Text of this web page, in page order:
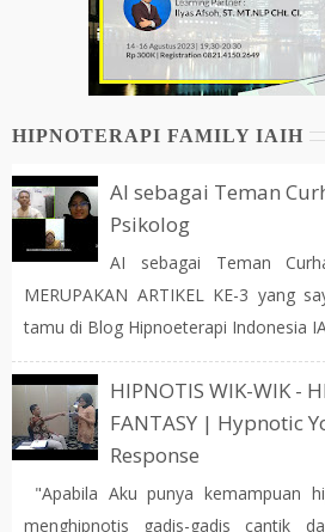
HIPNOTERAPI FAMILY IAIH
AI sebagai Teman
Psikolog
AI sebagai Teman
MERUPAKAN ARTIKEL KE-3 yang
tamu di Blog Hipnoeterapi Indonesia
HIPNOTIS WIK-WIK -
FANTASY | Hypnotic
Response
"Apabila Aku punya kemampuan
menghipnotis gadis-gadis cantik